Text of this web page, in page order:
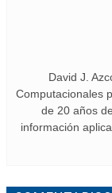
David J.
Computacionales
de 20 años
información